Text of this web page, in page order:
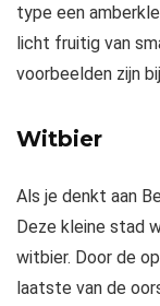
type een
licht fruitig van
voorbeelden zijn
Witbier
Als je denkt aan
Deze kleine stad
witbier. Door de
laatste van de